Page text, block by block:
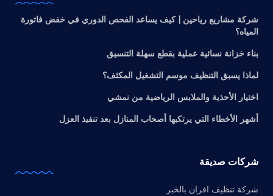
شركة مشاريع رياحين | كيف يساعد الفحص الدوري في خفض فاتورة
المياه؟
بناء خزانة نسائية عملية بقطع سهلة التنسيق
لماذا يسبق التنظيف موسم التشغيل المكثف؟
اختيار الأحذية والملابس الرياضية من نمشي
أشهر الأخطاء التي يرتكبها أصحاب المنازل بعد تنفيذ العزل
شركات صديقة
شركة تنظيف افران بالخبر